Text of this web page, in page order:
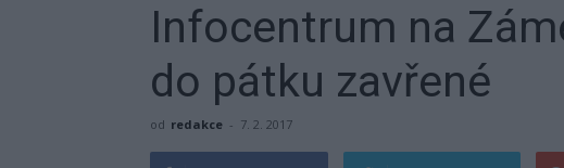
Infocentrum na
do pátku zavřené
od redakce - 7. 2. 2017